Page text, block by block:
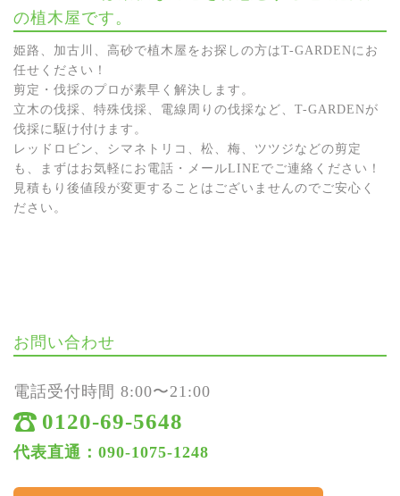
の植木屋です。
姫路、加古川、高砂で植木屋をお探しの方はT-GARDENにお
任せください！
剪定・伐採のプロが素早く解決します。
立木の伐採、特殊伐採、電線周りの伐採など、T-GARDENが
伐採に駆け付けます。
レッドロビン、シマネトリコ、松、梅、ツツジなどの剪定
も、まずはお気軽にお電話・メールLINEでご連絡ください！
見積もり後値段が変更することはございませんのでご安心く
ださい。
お問い合わせ
電話受付時間 8:00〜21:00
0120-69-5648
代表直通：090-1075-1248